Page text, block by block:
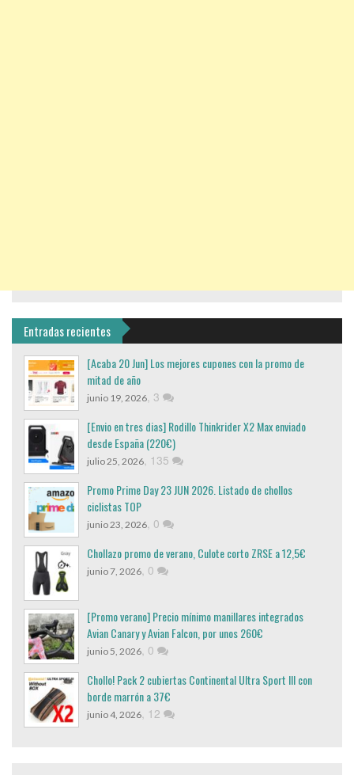
Entradas recientes
[Acaba 20 Jun] Los mejores cupones con la promo de
mitad de año
junio 19, 2026, 3
[Envio en tres dias] Rodillo Thinkrider X2 Max enviado
desde España (220€)
julio 25, 2026, 135
Promo Prime Day 23 JUN 2026. Listado de chollos
ciclistas TOP
junio 23, 2026, 0
Chollazo promo de verano, Culote corto ZRSE a 12,5€
junio 7, 2026, 0
[Promo verano] Precio mínimo manillares integrados
Avian Canary y Avian Falcon, por unos 260€
junio 5, 2026, 0
Chollo! Pack 2 cubiertas Continental Ultra Sport III con
borde marrón a 37€
junio 4, 2026, 12